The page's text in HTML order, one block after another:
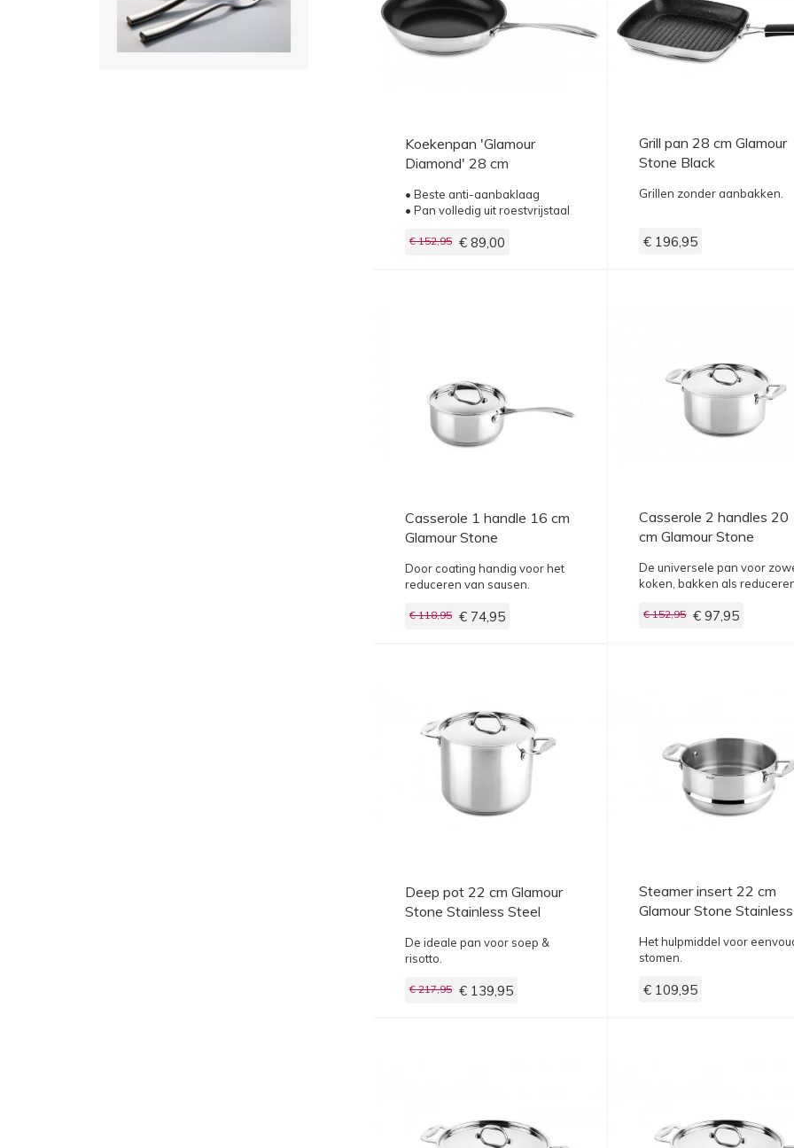
Koekenpan 'Glamour
Diamond' 28 cm
• Beste anti-aanbaklaag
• Pan volledig uit roestvrijstaal
€ 152,95 € 89,00
Grill pan 28 cm Glamour
Stone Black
Grillen zonder aanbakken.
€ 196,95
Casserole 1 handle 16 cm
Glamour Stone
Door coating handig voor het
reduceren van sausen.
€ 118,95 € 74,95
Casserole 2 handles 20
cm Glamour Stone
De universele pan voor
koken, bakken als
€ 152,95 € 97,95
Deep pot 22 cm Glamour
Stone Stainless Steel
De ideale pan voor soep &
risotto.
€ 217,95 € 139,95
Steamer insert 22 cm
Glamour Stone Stainless
Het hulpmiddel voor
stomen.
€ 109,95